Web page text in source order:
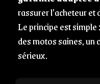
rassurer l’acheteur et
Le principe est simple :
des motos saines, un
sérieux.